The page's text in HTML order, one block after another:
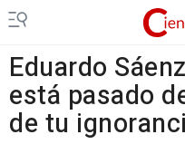
Eduardo
está pasado
de tu